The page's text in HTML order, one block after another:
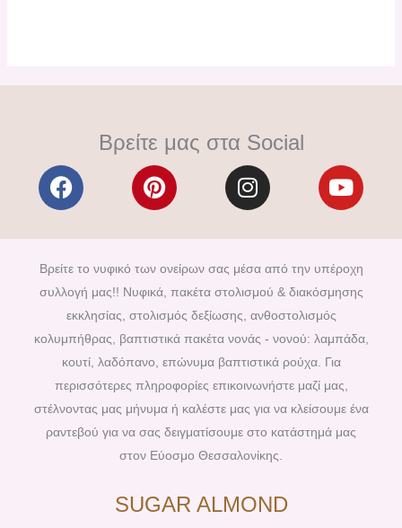
Βρείτε μας στα Social
F
a
e
b
o
o
k
P
i
t
e
r
e
s
t
I
n
t
a
g
r
a
m
Y
o
t
u
b
Βρείτε το νυφικό των ονείρων σας μέσα από την υπέροχη
συλλογή μας!! Νυφικά, πακέτα στολισμού & διακόσμησης
εκκλησίας, στολισμός δεξίωσης, ανθοστολισμός
κολυμπήθρας, βαπτιστικά πακέτα νονάς - νονού: λαμπάδα,
κουτί, λαδόπανο, επώνυμα βαπτιστικά ρούχα. Για
περισσότερες πληροφορίες επικοινωνήστε μαζί μας,
στέλνοντας μας μήνυμα ή καλέστε μας για να κλείσουμε ένα
ραντεβού για να σας δειγματίσουμε στο κατάστημά μας
στον Εύοσμο Θεσσαλονίκης.
SUGAR ALMOND